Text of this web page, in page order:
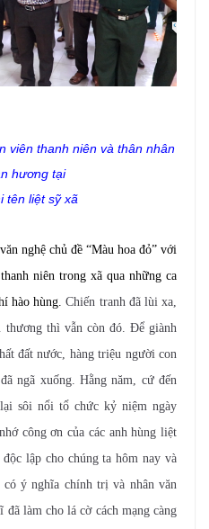
viên thanh niên và thân nhân
hương tại
tên liệt sỹ xã
nghệ chủ đề “Màu hoa đỏ” với
niên trong xã qua những ca
hào hùng.Chiến tranh đã lùi xa,
thương thì vẫn còn đó. Để giành
đất nước, hàng triệu người con
ngã xuống. Hằng năm, cứ đến
sôi nổi tổ chức kỷ niệm ngày
công ơn của các anh hùng liệt
lập cho chúng ta hôm nay và
ý nghĩa chính trị và nhân văn
đã làm cho lá cờ cách mạng càng